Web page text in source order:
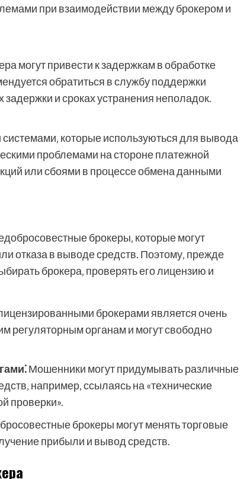
при взаимодействии между брокером и
могут привести к задержкам в обработке
обратиться в службу поддержки
и сроках устранения неполадок.
которые используються для вывода
проблемами на стороне платежной
или сбоями в процессе обмена данными
брокеры‚ которые могут
отказа в выводе средств. Поэтому‚ прежде
брокера‚ проверять его лицензию и
брокерами является очень
регуляторным органам и могут свободно
Мошенники могут придумывать различные
например‚ ссылаясь на «технические
проверки».
брокеры могут менять торговые
прибыли и вывод средств.